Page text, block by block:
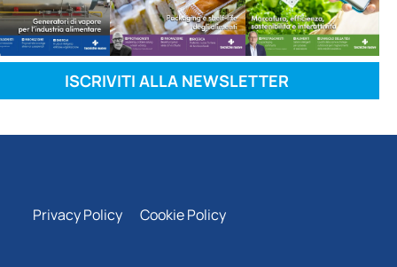
ISCRIVITI ALLA NEWSLETTER
Privacy Policy Cookie Policy